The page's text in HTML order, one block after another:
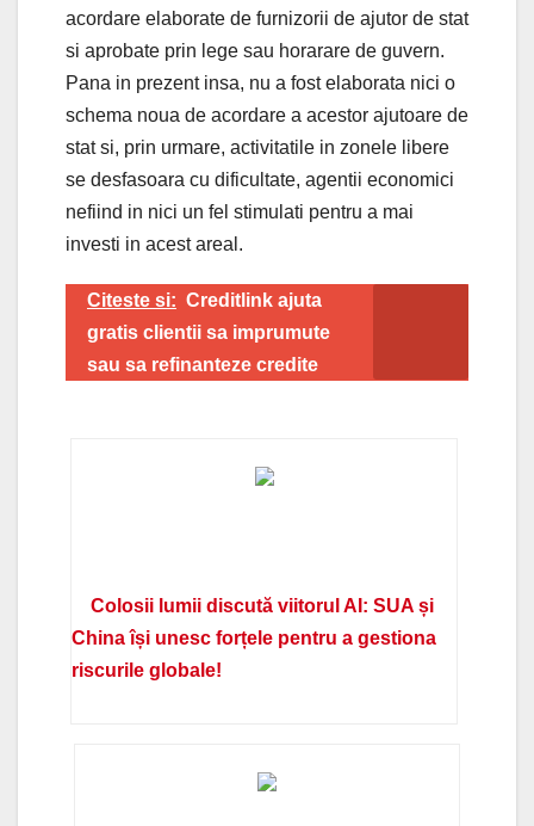
acordare elaborate de furnizorii de ajutor de stat
si aprobate prin lege sau horarare de guvern.
Pana in prezent insa, nu a fost elaborata nici o
schema noua de acordare a acestor ajutoare de
stat si, prin urmare, activitatile in zonele libere
se desfasoara cu dificultate, agentii economici
nefiind in nici un fel stimulati pentru a mai
investi in acest areal.
Citeste si: Creditlink ajuta
gratis clientii sa imprumute
sau sa refinanteze credite
Colosii lumii discută viitorul AI: SUA și
China își unesc forțele pentru a gestiona
riscurile globale!